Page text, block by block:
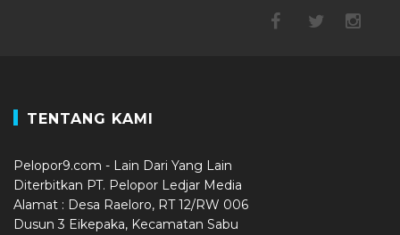
TENTANG KAMI
Pelopor9.com - Lain Dari Yang Lain
Diterbitkan PT. Pelopor Ledjar Media
Alamat : Desa Raeloro, RT 12/RW 006
Dusun 3 Eikepaka, Kecamatan Sabu